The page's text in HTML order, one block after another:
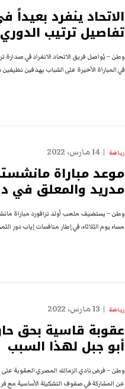
الاتحاد ينفرد بعيداً
تفاصيل ترتيب
وطن – يُواصل فريق الاتحاد الانفراد في صدارة
في المباراة الأخيرة على الشباب بهدفين
رياضة 14 مارس، 2022
موعد مباراة
مدريد والمعلق في
وطن – يستضيف ملعب أولد ترافورد مباراة
مساء يوم الثلاثاء، في إطار منافسات إياب دور
رياضة 13 مارس، 2022
عقوبة قاسية بحق
أبو جبل لهذا السبب
عن المشاركة في صفوف التشكيلة الأساسية مع